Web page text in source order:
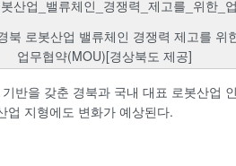
북 로봇산업 밸류체인 경쟁력 제고를 위
업무협약(MOU)[경상북도 제공]
반을 갖춘 경북과 국내 대표 로봇산업
업 지형에도 변화가 예상된다.